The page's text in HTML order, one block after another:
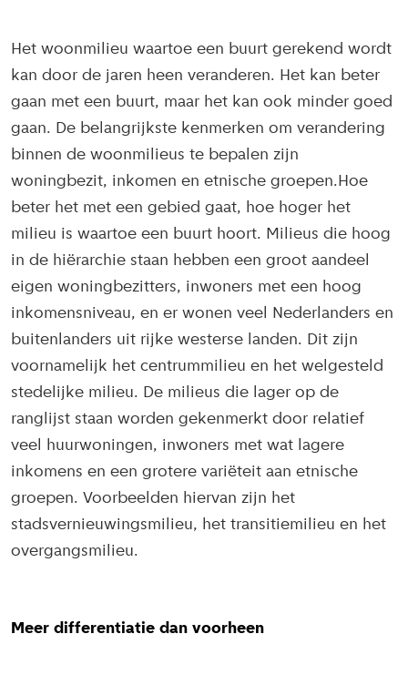
Het woonmilieu waartoe een buurt gerekend wordt
kan door de jaren heen veranderen. Het kan beter
gaan met een buurt, maar het kan ook minder goed
gaan. De belangrijkste kenmerken om verandering
binnen de woonmilieus te bepalen zijn
woningbezit, inkomen en etnische groepen.Hoe
beter het met een gebied gaat, hoe hoger het
milieu is waartoe een buurt hoort. Milieus die hoog
in de hiërarchie staan hebben een groot aandeel
eigen woningbezitters, inwoners met een hoog
inkomensniveau, en er wonen veel Nederlanders en
buitenlanders uit rijke westerse landen. Dit zijn
voornamelijk het centrummilieu en het welgesteld
stedelijke milieu. De milieus die lager op de
ranglijst staan worden gekenmerkt door relatief
veel huurwoningen, inwoners met wat lagere
inkomens en een grotere variëteit aan etnische
groepen. Voorbeelden hiervan zijn het
stadsvernieuwingsmilieu, het transitiemilieu en het
overgangsmilieu.
Meer differentiatie dan voorheen